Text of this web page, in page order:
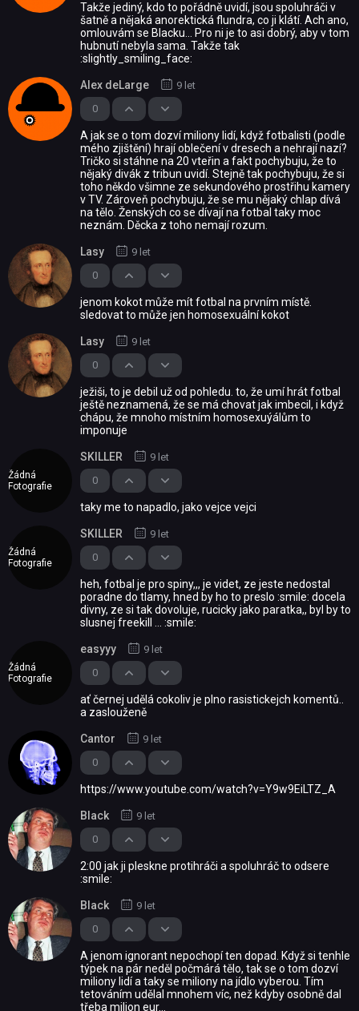
Takže jediný, kdo to pořádně uvidí, jsou spoluhráči v
šatně a nějaká anorektická flundra, co ji klátí. Ach ano,
omlouvám se Blacku... Pro ni je to asi dobrý, aby v tom
hubnutí nebyla sama. Takže tak
:slightly_smiling_face:
0
Alex deLarge 9 let
A jak se o tom dozví miliony lidí, když fotbalisti (podle
mého zjištění) hrají oblečení v dresech a nehrají nazí?
Tričko si stáhne na 20 vteřin a fakt pochybuju, že to
nějaký divák z tribun uvidí. Stejně tak pochybuju, že si
toho někdo všimne ze sekundového prostřihu kamery
v TV. Zároveň pochybuju, že se mu nějaký chlap dívá
na tělo. Ženských co se dívají na fotbal taky moc
neznám. Děcka z toho nemají rozum.
0
Lasy 9 let
jenom kokot může mít fotbal na prvním místě.
sledovat to může jen homosexuální kokot
0
Lasy 9 let
ježiši, to je debil už od pohledu. to, že umí hrát fotbal
ještě neznamená, že se má chovat jak imbecil, i když
chápu, že mnoho místním homosexuýálům to
imponuje
Žádná
Fotografie
0
SKILLER 9 let
taky me to napadlo, jako vejce vejci
Žádná
Fotografie
0
SKILLER 9 let
heh, fotbal je pro spiny,,, je videt, ze jeste nedostal
poradne do tlamy, hned by ho to preslo :smile: docela
divny, ze si tak dovoluje, rucicky jako paratka,, byl by to
slusnej freekill ... :smile:
Žádná
Fotografie
0
easyyy 9 let
ať černej udělá cokoliv je plno rasistickejch komentů..
a zaslouženě
0
Cantor 9 let
https://www.youtube.com/watch?v=Y9w9EiLTZ_A
0
Black 9 let
2:00 jak ji pleskne protihráči a spoluhráč to odsere
:smile:
0
Black 9 let
A jenom ignorant nepochopí ten dopad. Když si tenhle
týpek na pár neděl počmárá tělo, tak se o tom dozví
miliony lidí a taky se miliony na jídlo vyberou. Tím
tetováním udělal mnohem víc, než kdyby osobně dal
třeba milion eur...